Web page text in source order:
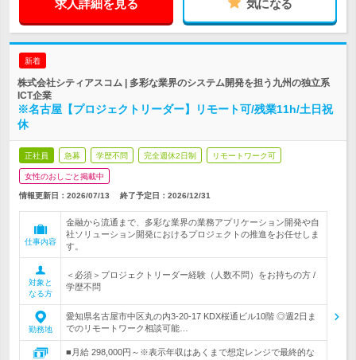
求人詳細を見る 気になる
新着
株式会社シティアスコム | 多彩な業界のシステム開発を担う九州の独立系
ICT企業
※名古屋【プロジェクトリーダー】リモート可/残業11h/土日祝
休
正社員 急募 学歴不問 完全週休2日制 リモートワーク可
女性のおしごと掲載中
情報更新日：2026/07/13 終了予定日： 2026/12/31
仕事内容
金融から流通まで、多彩な業界の業務アプリケーション開発や自
社ソリューション開発におけるプロジェクトの推進をお任せしま
す。
対象と
なる方
＜必須＞プロジェクトリーダー経験（人数不問）をお持ちの方 /
学歴不問
勤務地
愛知県名古屋市中区丸の内3-20-17 KDX桜通ビル10階 ◎週2日ま
でのリモートワーク相談可能…
■月給 298,000円～※表示年収はあくまで想定レンジで最終的な